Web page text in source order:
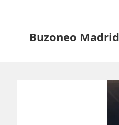
Buzoneo Madrid